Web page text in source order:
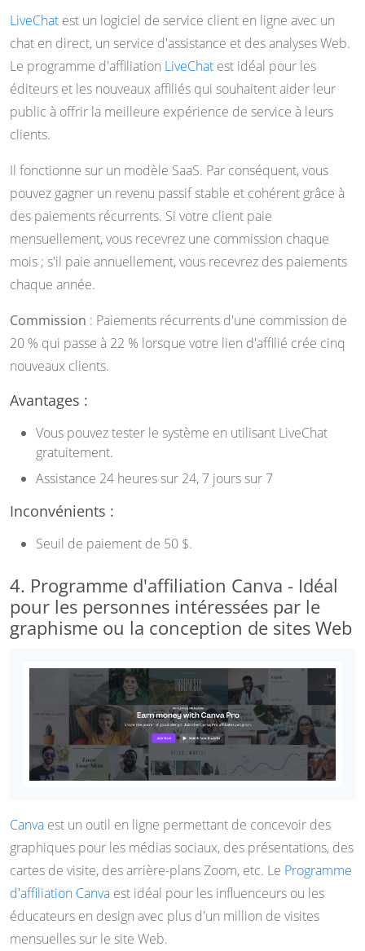
LiveChat est un logiciel de service client en ligne avec un
chat en direct, un service d'assistance et des analyses Web.
Le programme d'affiliation LiveChat est idéal pour les
éditeurs et les nouveaux affiliés qui souhaitent aider leur
public à offrir la meilleure expérience de service à leurs
clients.
Il fonctionne sur un modèle SaaS. Par conséquent, vous
pouvez gagner un revenu passif stable et cohérent grâce à
des paiements récurrents. Si votre client paie
mensuellement, vous recevrez une commission chaque
mois ; s'il paie annuellement, vous recevrez des paiements
chaque année.
Commission : Paiements récurrents d'une commission de
20 % qui passe à 22 % lorsque votre lien d'affilié crée cinq
nouveaux clients.
Avantages :
Vous pouvez tester le système en utilisant LiveChat
gratuitement.
Assistance 24 heures sur 24, 7 jours sur 7
Inconvénients :
Seuil de paiement de 50 $.
4. Programme d'affiliation Canva - Idéal
pour les personnes intéressées par le
graphisme ou la conception de sites Web
Canva est un outil en ligne permettant de concevoir des
graphiques pour les médias sociaux, des présentations, des
cartes de visite, des arrière-plans Zoom, etc. Le Programme
d'affiliation Canva est idéal pour les influenceurs ou les
éducateurs en design avec plus d'un million de visites
mensuelles sur le site Web.